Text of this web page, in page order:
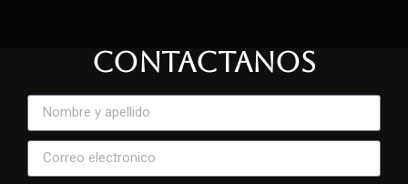
CONTACTANOS